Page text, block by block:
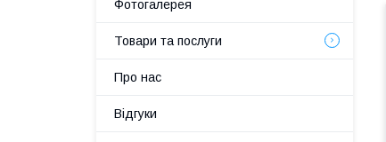
Фотогалерея
Товари та послуги
Про нас
Відгуки